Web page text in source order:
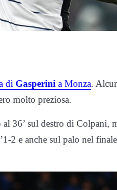
di Gasperini a Monza.
molto preziosa.
36’ sul destro di Colpani,
2 e anche sul palo nel